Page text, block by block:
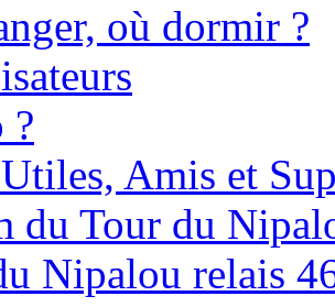
où dormir ?
?
Amis et
du Tour du
Nipalou relais